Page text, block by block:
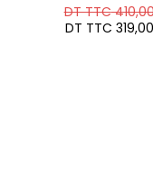
DT TTC
DT TTC